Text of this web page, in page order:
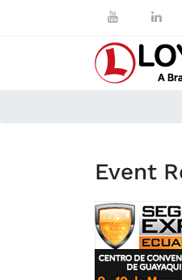
Event